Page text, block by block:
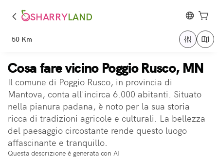
SHARRYLAND
50 Km
Cosa fare vicino Poggio Rusco, MN
Il comune di Poggio Rusco, in provincia di
Mantova, conta all'incirca 6.000 abitanti. Situato
nella pianura padana, è noto per la sua storia
ricca di tradizioni agricole e culturali. La bellezza
del paesaggio circostante rende questo luogo
affascinante e tranquillo.
Questa descrizione è generata con AI